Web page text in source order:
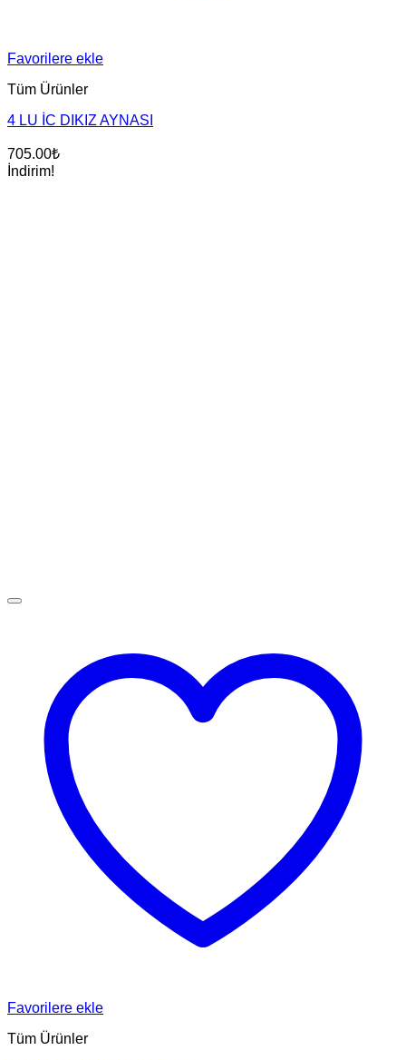
Favorilere ekle
Tüm Ürünler
4 LU İC DIKIZ AYNASI
705.00₺
İndirim!
Favorilere ekle
Tüm Ürünler